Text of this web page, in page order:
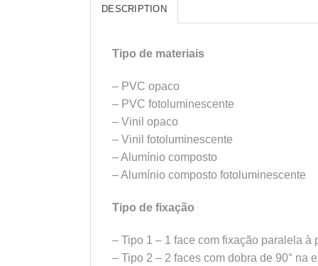
DESCRIPTION
Tipo de materiais
– PVC opaco
– PVC fotoluminescente
– Vinil opaco
– Vinil fotoluminescente
– Alumínio composto
– Alumínio composto fotoluminescente
Tipo de fixação
– Tipo 1 – 1 face com fixação paralela à
– Tipo 2 – 2 faces com dobra de 90° na